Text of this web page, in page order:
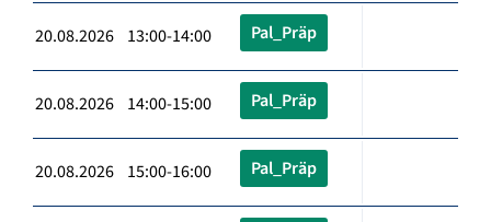
20.08.2026 13:00-14:00 Pal_Präp
20.08.2026 14:00-15:00 Pal_Präp
20.08.2026 15:00-16:00 Pal_Präp